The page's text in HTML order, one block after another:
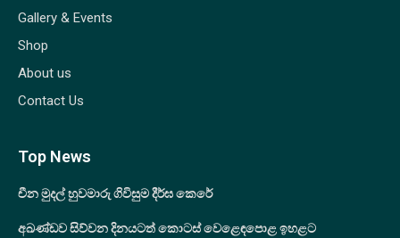
Gallery & Events
Shop
About us
Contact Us
Top News
චීන මුදල් හුවමාරු ගිවිසුම දීර්ඝ කෙරේ
අඛණ්ඩව සිව්වන දිනයටත් කොටස් වෙළෙඳපොළ ඉහළට